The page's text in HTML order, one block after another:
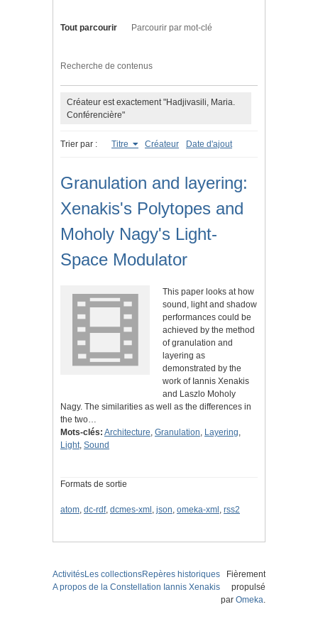
Tout parcourir Parcourir par mot-clé
Recherche de contenus
Créateur est exactement "Hadjivasili, Maria.
Conférencière"
Trier par : Titre Créateur Date d'ajout
Granulation and layering:
Xenakis's Polytopes and
Moholy Nagy's Light-
Space Modulator
This paper looks at how
sound, light and shadow
performances could be
achieved by the method
of granulation and
layering as
demonstrated by the
work of Iannis Xenakis
and Laszlo Moholy
Nagy. The similarities as well as the differences in
the two…
Mots-clés: Architecture, Granulation, Layering,
Light, Sound
Formats de sortie
atom, dc-rdf, dcmes-xml , json, omeka-xml , rss2
ActivitésLes collectionsRepères historiques
A propos de la Constellation Iannis Xenakis
Fièrement
propulsé
par Omeka.